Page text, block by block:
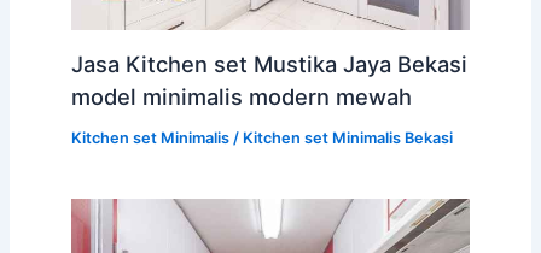
Jasa Kitchen set Mustika Jaya Bekasi
model minimalis modern mewah
Kitchen set Minimalis/ Kitchen set Minimalis Bekasi